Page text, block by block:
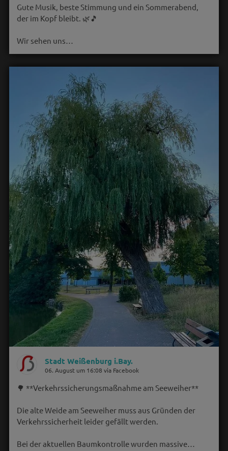
Gute Musik, beste Stimmung und ein Sommerabend,
der im Kopf bleibt. 🌿🎵
Wir sehen uns…
Stadt Weißenburg i.Bay.
06. August um 16:08 via Facebook
🌳 **Verkehrssicherungsmaßnahme am Seeweiher**
Die alte Weide am Seeweiher muss aus Gründen der
Verkehrssicherheit leider gefällt werden.
Bei der aktuellen Baumkontrolle wurden massive…